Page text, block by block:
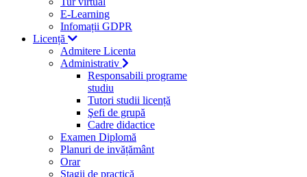
E-Learning
Infomații GDPR
Licență
Admitere Licenta
Administrativ
Responsabili programe
studiu
Tutori studii licență
Şefi de grupă
Cadre didactice
Examen Diplomă
Planuri de invățământ
Orar
Stagii de practică